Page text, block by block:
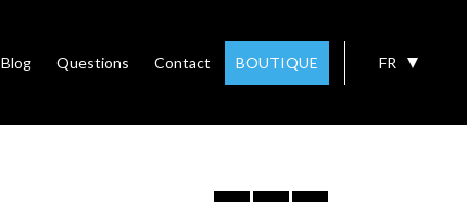
FR
Blog Questions Contact BOUTIQUE